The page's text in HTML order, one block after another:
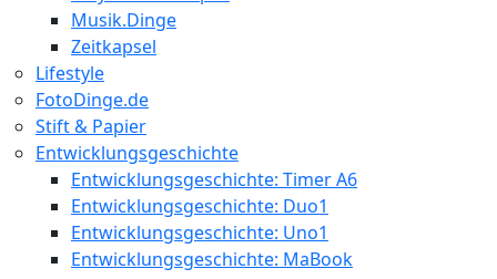
Musik.Dinge
Zeitkapsel
Lifestyle
FotoDinge.de
Stift & Papier
Entwicklungsgeschichte
Entwicklungsgeschichte: Timer A6
Entwicklungsgeschichte: Duo1
Entwicklungsgeschichte: Uno1
Entwicklungsgeschichte: MaBook